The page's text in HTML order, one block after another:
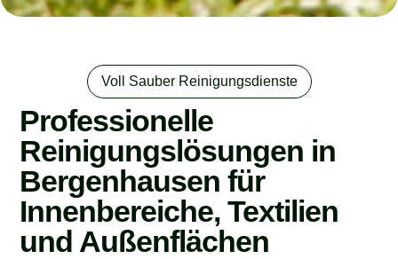
Voll Sauber Reinigungsdienste
Professionelle
Reinigungslösungen in
Bergenhausen für
Innenbereiche, Textilien
und Außenflächen